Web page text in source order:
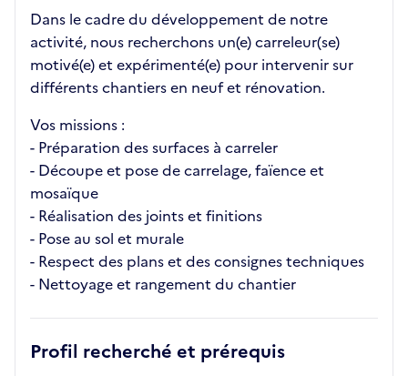
Dans le cadre du développement de notre
activité, nous recherchons un(e) carreleur(se)
motivé(e) et expérimenté(e) pour intervenir sur
différents chantiers en neuf et rénovation.
Vos missions :
- Préparation des surfaces à carreler
- Découpe et pose de carrelage, faïence et
mosaïque
- Réalisation des joints et finitions
- Pose au sol et murale
- Respect des plans et des consignes techniques
- Nettoyage et rangement du chantier
Profil recherché et prérequis